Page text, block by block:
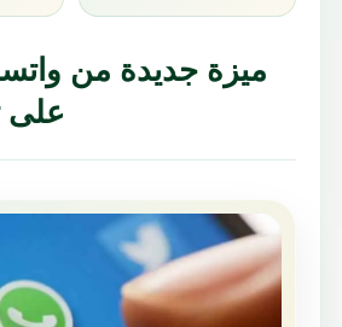
ميزة جديدة من
على